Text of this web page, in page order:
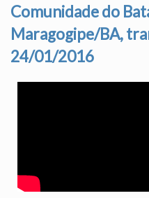
Comunidade do
Maragogipe/BA,
24/01/2016